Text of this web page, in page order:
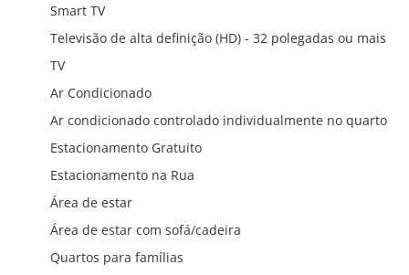
Smart TV
Televisão de alta definição (HD) - 32 polegadas ou mais
TV
Ar Condicionado
Ar condicionado controlado individualmente no quarto
Estacionamento Gratuito
Estacionamento na Rua
Área de estar
Área de estar com sofá/cadeira
Quartos para famílias